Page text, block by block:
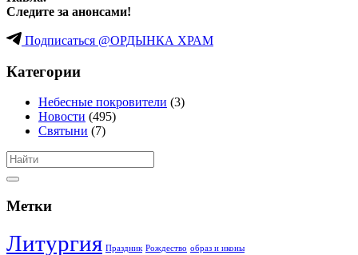
Следите за анонсами!
Подписаться @ОРДЫНКА ХРАМ
Категории
Небесные покровители (3)
Новости (495)
Святыни (7)
Метки
Литургия Праздник Рождество образ и иконы